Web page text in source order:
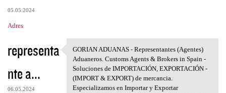
05.05.2024
Adres
representa
nte a...
06.05.2024
GORIAN ADUANAS -
GORIAN ADUANAS - Representantes (Agentes)
Aduaneros. Customs Agents & Brokers in Spain -
Soluciones de IMPORTACIÓN, EXPORTACIÓN -
(IMPORT & EXPORT) de mercancia.
Especializamos en Importar y Exportar